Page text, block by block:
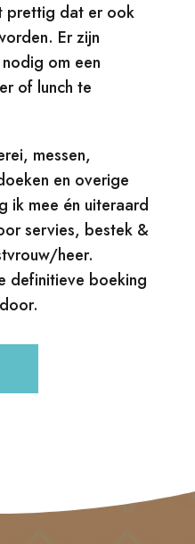
prettig dat er ook
Er zijn
om een
of lunch te
messen,
en overige
ik mee én uiteraard
servies, bestek &
heer.
definitieve boeking